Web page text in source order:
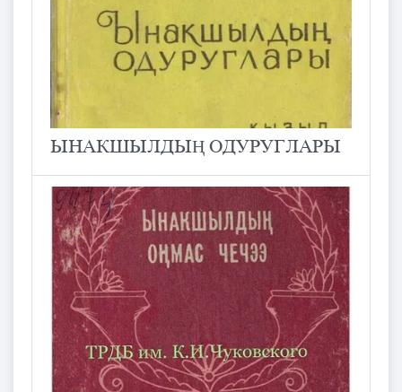
ЫНАКШЫЛДЫҢ ОДУРУГЛАРЫ